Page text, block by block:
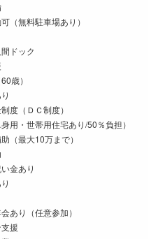
（無料駐車場あり）
ドック
歳）
度（ＤＣ制度）
用・世帯用住宅あり/50％負担）
（最大10万まで）
金あり
あり（任意参加）
援